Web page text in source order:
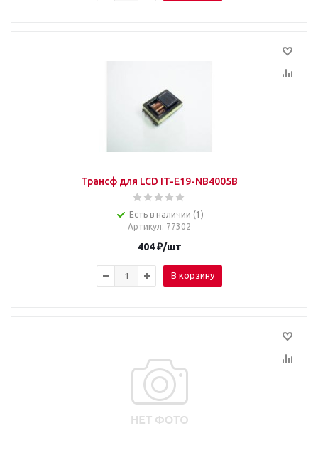
Трансф для LCD IT-E19-NB4005B
Есть в наличии (1)
Артикул: 77302
404₽/шт
В корзину